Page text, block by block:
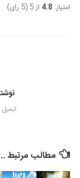
امتیاز: 4.8 از 5 (5 رای)
ایمیل: majdi.mahta@gmail.com
مطالب مرتبط